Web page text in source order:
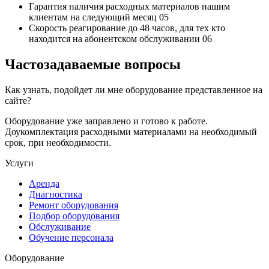
Гарантия наличия расходных материалов нашим
клиентам на следующий месяц 05
Скорость реагирование до 48 часов, для тех кто
находится на абонентском обслуживании 06
Частозадаваемые вопросы
Как узнать, подойдет ли мне оборудование представленное на
сайте?
Оборудование уже заправлено и готово к работе.
Доукомплектация расходными материалами на необходимый
срок, при необходимости.
Услуги
Аренда
Диагностика
Ремонт оборудования
Подбор оборудования
Обслуживание
Обучение персонала
Оборудование